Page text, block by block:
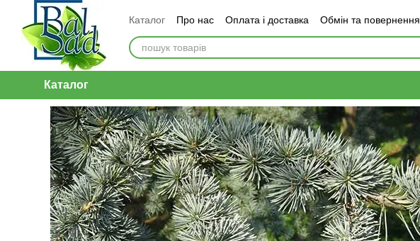
Перейти до основного контенту
Каталог Про нас Оплата і доставка Обмін та повернення
Каталог